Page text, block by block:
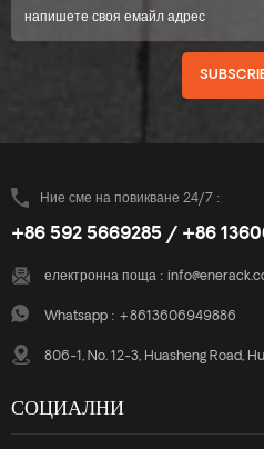
Ние сме на повикване 24/7 :
+86 592 5669285 / +86
електронна поща :
Whatsapp : +8613606949886
806-1, No. 12-3, Huasheng Road,
СОЦИАЛНИ